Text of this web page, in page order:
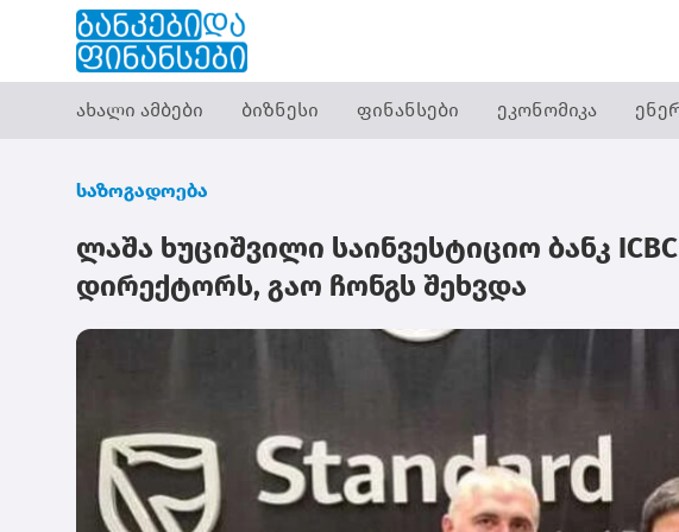
ახალი ამბები ბიზნესი ფინანსები ეკონომიკა
საზოგადოება
ლაშა ხუციშვილი საინვესტიციო ბანკ
დირექტორს, გაო ჩონგს შეხვდა